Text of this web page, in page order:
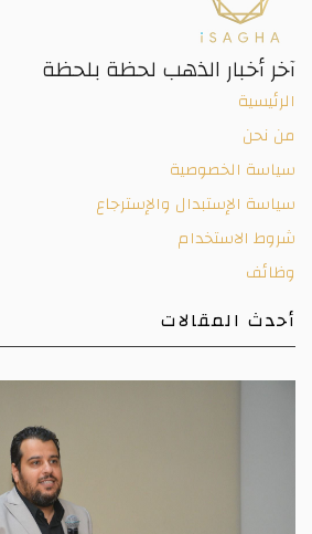
آخر أخبار الذهب لحظة بلحظة
الرئيسية
من نحن
سياسة الخصوصية
سياسة الإستبدال والإسترجاع
شروط الاستخدام
وظائف
أحدث المقالات